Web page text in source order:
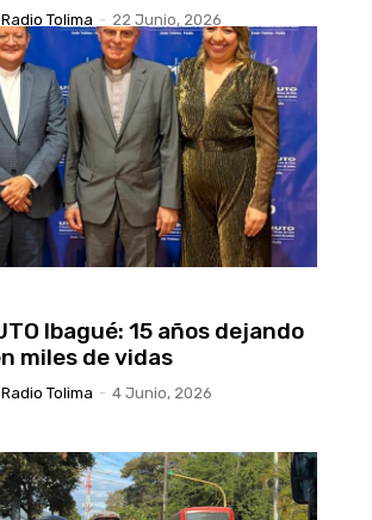
Radio Tolima - 22 Junio, 2026
Ibagué: 15 años dejando
miles de vidas
Radio Tolima - 4 Junio, 2026